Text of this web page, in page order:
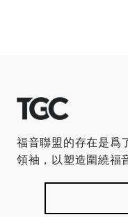
福音聯盟的存在是爲
領袖，以塑造圍繞福